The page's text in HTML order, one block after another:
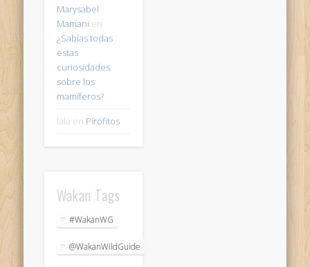
Marysabel
Mamani en
¿Sabías todas
estas
curiosidades
sobre los
mamíferos?
lala en Pirófitos
Wakan Tags
#WakanWG
@WakanWildGuide